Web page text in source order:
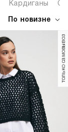
Кардиганы
По новизне
только самовывоз